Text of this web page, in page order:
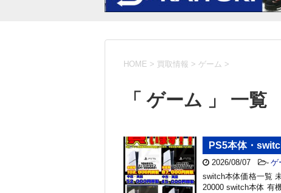
HOME > 買取情報 > ゲーム >
「 ゲーム 」 一覧
PS5本体・
2026/08/07 - ゲ
switch本体価格一覧
20000 switch本体 有